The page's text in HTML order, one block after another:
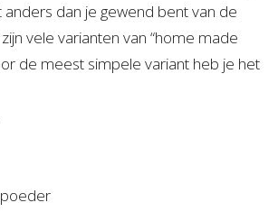
dan je gewend bent van de
vele varianten van “home made
de meest simpele variant heb je het